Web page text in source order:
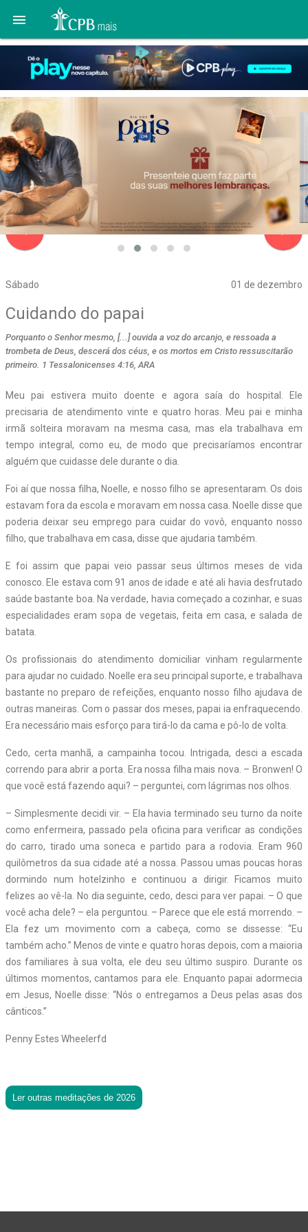

Sábado 01 de dezembro
navigate_before
Cuidando do papai
Porquanto o Senhor mesmo, [...] ouvida a voz do arcanjo, e ressoada a
trombeta de Deus, descerá dos céus, e os mortos em Cristo ressuscitarão
primeiro. 1 Tessalonicenses 4:16, ARA
Meu pai estivera muito doente e agora saía do hospital. Ele
precisaria de atendimento vinte e quatro horas. Meu pai e minha
irmã solteira moravam na mesma casa, mas ela trabalhava em
tempo integral, como eu, de modo que precisaríamos encontrar
alguém que cuidasse dele durante o dia.
Foi aí que nossa filha, Noelle, e nosso filho se apresentaram. Os dois
estavam fora da escola e moravam em nossa casa. Noelle disse que
poderia deixar seu emprego para cuidar do vovô, enquanto nosso
filho, que trabalhava em casa, disse que ajudaria também.
E foi assim que papai veio passar seus últimos meses de vida
conosco. Ele estava com 91 anos de idade e até ali havia desfrutado
saúde bastante boa. Na verdade, havia começado a cozinhar, e suas
especialidades eram sopa de vegetais, feita em casa, e salada de
batata.
Os profissionais do atendimento domiciliar vinham regularmente
para ajudar no cuidado. Noelle era seu principal suporte, e trabalhava
bastante no preparo de refeições, enquanto nosso filho ajudava de
outras maneiras. Com o passar dos meses, papai ia enfraquecendo.
Era necessário mais esforço para tirá-lo da cama e pô-lo de volta.
Cedo, certa manhã, a campainha tocou. Intrigada, desci a escada
correndo para abrir a porta. Era nossa filha mais nova. – Bronwen! O
que você está fazendo aqui? – perguntei, com lágrimas nos olhos.
– Simplesmente decidi vir. – Ela havia terminado seu turno da noite
como enfermeira, passado pela oficina para verificar as condições
do carro, tirado uma soneca e partido para a rodovia. Eram 960
quilômetros da sua cidade até a nossa. Passou umas poucas horas
dormindo num hotelzinho e continuou a dirigir. Ficamos muito
felizes ao vê-la. No dia seguinte, cedo, desci para ver papai. – O que
você acha dele? – ela perguntou. – Parece que ele está morrendo. –
Ela fez um movimento com a cabeça, como se dissesse: “Eu
também acho.” Menos de vinte e quatro horas depois, com a maioria
dos familiares à sua volta, ele deu seu último suspiro. Durante os
últimos momentos, cantamos para ele. Enquanto papai adormecia
em Jesus, Noelle disse: “Nós o entregamos a Deus pelas asas dos
cânticos.”
Penny Estes Wheelerfd
Ler outras meditações de 2026
navigate_next